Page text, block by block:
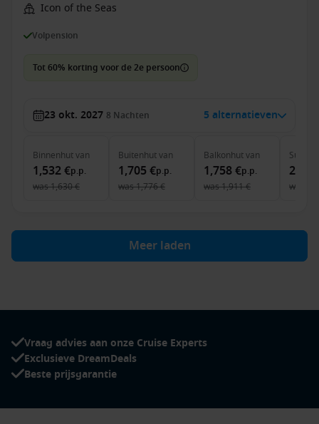
Icon of the Seas
Volpension
Tot 60% korting voor de 2e persoon
23 okt. 2027 8 Nachten 5 alternatieven
Binnenhutvan
1,532 €p.p.
was1,630 €
Buitenhutvan
1,705 €p.p.
was1,776 €
Balkonhutvan
1,758 €p.p.
was1,911 €
Suite
was
Meer laden
Vraag advies aan onze Cruise Experts
Exclusieve DreamDeals
Beste prijsgarantie